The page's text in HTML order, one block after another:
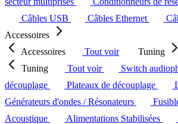
Câbles USB
Câbles Ethernet
Accessoires
Accessoires
Tout voir
Tuning
Tuning
Tout voir Switch
découplage
Plateaux de découplage
Générateurs d'ondes / Résonateurs
Acoustique
Alimentations Stabilisées